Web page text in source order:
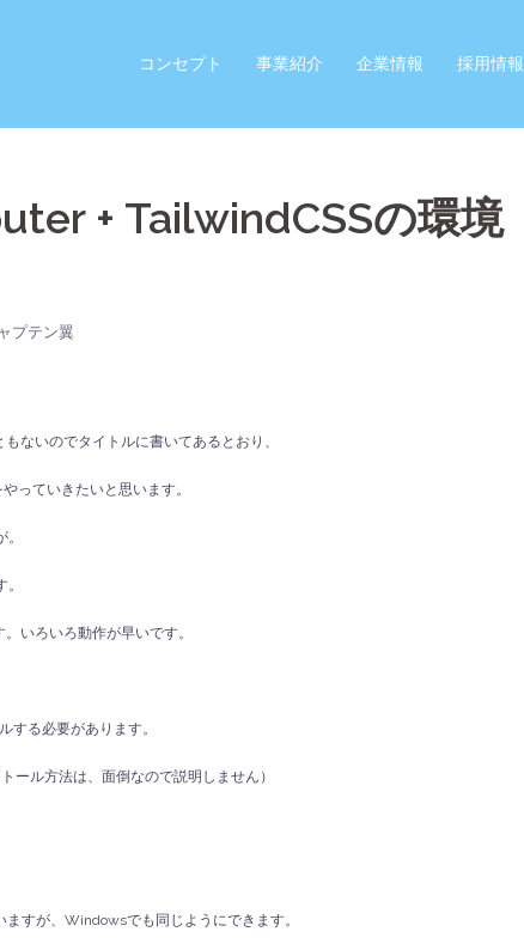
コンセプト 事業紹介 企業情報 採用情報
+ TailwindCSSの環境
プテン翼
ないのでタイトルに書いてあるとおり、
っていきたいと思います。
いろいろ動作が早いです。
する必要があります。
ール方法は、面倒なので説明しません）
すが、Windowsでも同じようにできます。